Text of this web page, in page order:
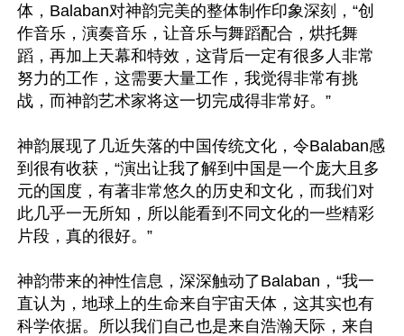
体，Balaban对神韵完美的整体制作印象深刻，“创
作音乐，演奏音乐，让音乐与舞蹈配合，烘托舞
蹈，再加上天幕和特效，这背后一定有很多人非常
努力的工作，这需要大量工作，我觉得非常有挑
战，而神韵艺术家将这一切完成得非常好。”
神韵展现了几近失落的中国传统文化，令Balaban感
到很有收获，“演出让我了解到中国是一个庞大且多
元的国度，有著非常悠久的历史和文化，而我们对
此几乎一无所知，所以能看到不同文化的一些精彩
片段，真的很好。”
神韵带来的神性信息，深深触动了Balaban，“我一
直认为，地球上的生命来自宇宙天体，这其实也有
科学依据。所以我们自己也是来自浩瀚天际，来自